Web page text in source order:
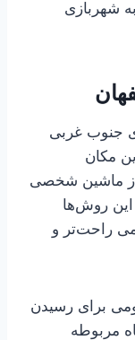
شهربازی
در 7 کیلومتری جنوب غربی
مکان
ماشین شخصی
این روش‌ها
راحت‌تر و
برای رسیدن
مربوطه